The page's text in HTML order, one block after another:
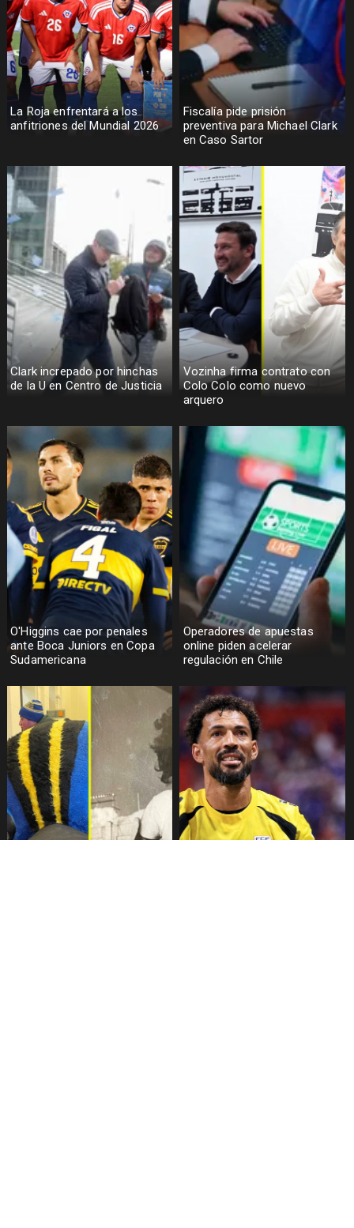
La Roja enfrentará a los
anfitriones del Mundial 2026
Fiscalía pide prisión
preventiva para Michael Clark
en Caso Sartor
Clark increpado por hinchas
de la U en Centro de Justicia
Vozinha firma contrato con
Colo Colo como nuevo
arquero
O'Higgins cae por penales
ante Boca Juniors en Copa
Sudamericana
Operadores de apuestas
online piden acelerar
regulación en Chile